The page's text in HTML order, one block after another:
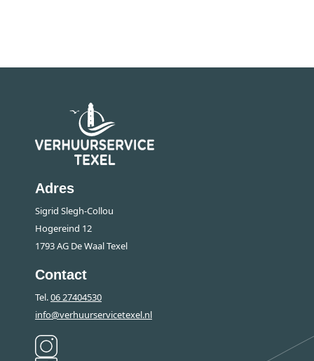
Adres
Sigrid Slegh-Collou
Hogereind 12
1793 AG De Waal Texel
Contact
Tel.06 27404530
info@verhuurservicetexel.nl